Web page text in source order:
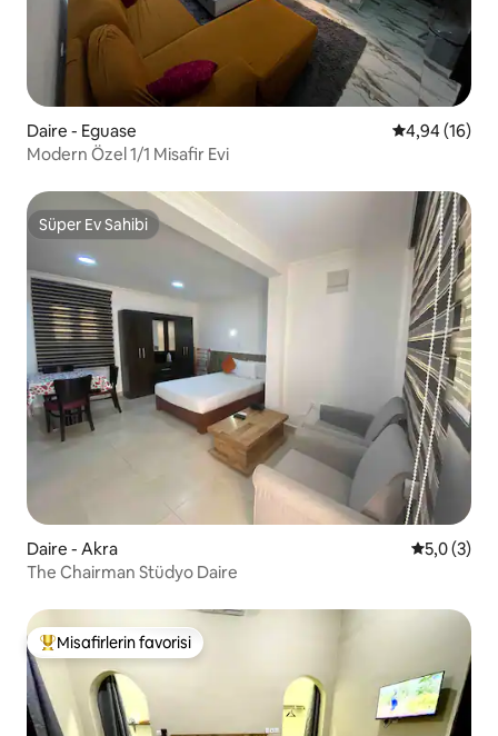
Daire - Eguase 5 üzerinden
4,94 (16)
Modern Özel 1/1 Misafir Evi
Süper Ev Sahibi
Süper Ev Sahibi
Daire - Akra 55,0 (3)
The Chairman Stüdyo Daire
Misafirlerin favorilerinden en beğenilenler arasında
Misafirlerin favorisi